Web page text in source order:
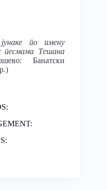
по имену
песмама Тешана
Банатски